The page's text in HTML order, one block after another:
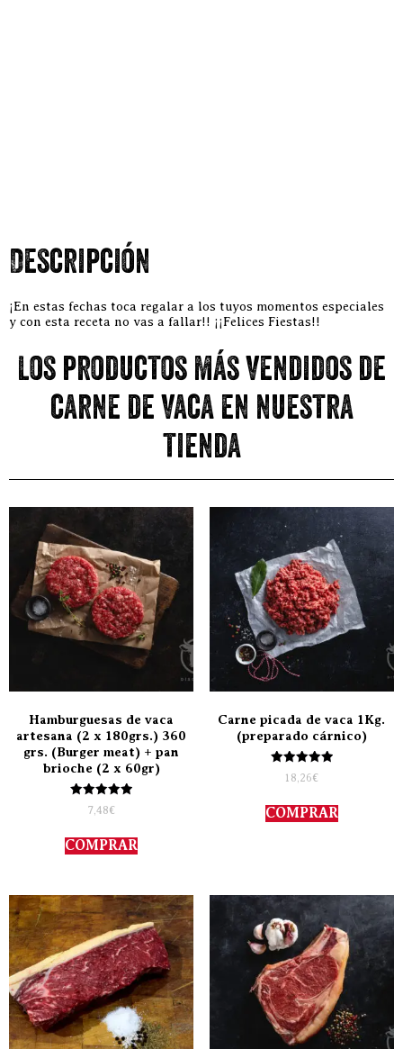
Descripción
¡En estas fechas toca regalar a los tuyos momentos especiales
y con esta receta no vas a fallar!! ¡¡Felices Fiestas!!
Los productos más vendidos de
carne de vaca en nuestra
tienda
Hamburguesas de vaca
artesana (2 x 180grs.) 360
grs. (Burger meat) + pan
brioche (2 x 60gr)
Valorado
con
de 5
7,48€
COMPRAR
Carne picada de vaca 1Kg.
(preparado cárnico)
Valorado
con
de 5
18,26€
COMPRAR